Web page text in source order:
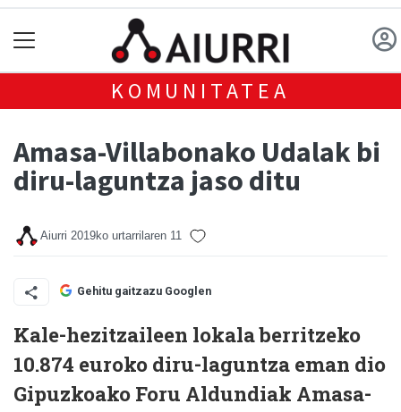
KOMUNITATEA
Amasa-Villabonako Udalak bi
diru-laguntza jaso ditu
Aiurri 2019ko urtarrilaren 11
Gehitu gaitzazu Googlen
Kale-hezitzaileen lokala berritzeko
10.874 euroko diru-laguntza eman dio
Gipuzkoako Foru Aldundiak Amasa-